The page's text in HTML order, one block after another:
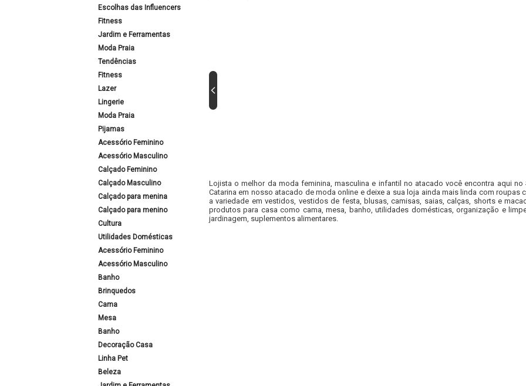
Escolhas das Influencers
Fitness
Jardim e Ferramentas
Moda Praia
Tendências
Fitness
Lazer
Lingerie
Moda Praia
Pijamas
Acessório Feminino
Acessório Masculino
Calçado Feminino
Calçado Masculino
Calçado para menina
Calçado para menino
Cultura
Utilidades Domésticas
Acessório Feminino
Acessório Masculino
Banho
Brinquedos
Cama
Mesa
Banho
Decoração Casa
Linha Pet
Beleza
Lojista o melhor da moda feminina, masculina e infantil no atacado você encontra aqui no
Catarina em nosso atacado de moda online e deixe a sua loja ainda mais linda com roupas
a variedade em vestidos, vestidos de festa, blusas, camisas, saias, calças, shorts e
produtos para casa como cama, mesa, banho, utilidades domésticas, organização e
jardinagem, suplementos alimentares.